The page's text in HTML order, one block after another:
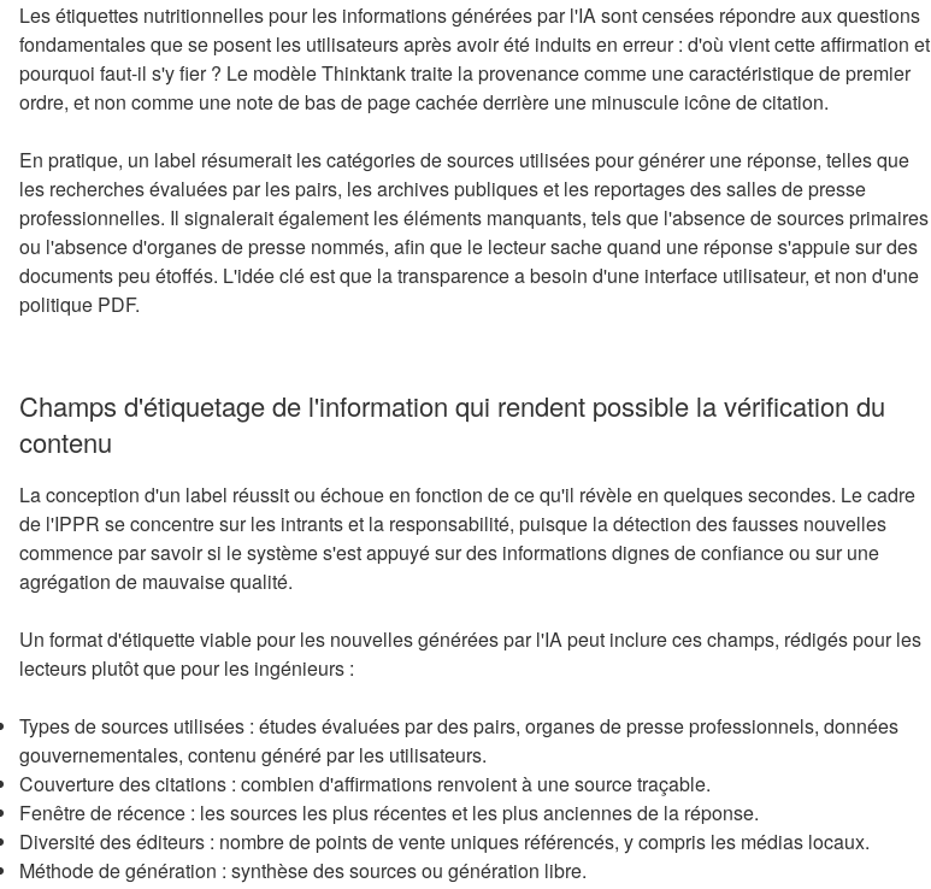
Les étiquettes nutritionnelles pour les informations générées par l'IA sont censées répondre aux questions
fondamentales que se posent les utilisateurs après avoir été induits en erreur : d'où vient cette affirmation et
pourquoi faut-il s'y fier ? Le modèle Thinktank traite la provenance comme une caractéristique de premier
ordre, et non comme une note de bas de page cachée derrière une minuscule icône de citation.
En pratique, un label résumerait les catégories de sources utilisées pour générer une réponse, telles que
les recherches évaluées par les pairs, les archives publiques et les reportages des salles de presse
professionnelles. Il signalerait également les éléments manquants, tels que l'absence de sources primaires
ou l'absence d'organes de presse nommés, afin que le lecteur sache quand une réponse s'appuie sur des
documents peu étoffés. L'idée clé est que la transparence a besoin d'une interface utilisateur, et non d'une
politique PDF.
Champs d'étiquetage de l'information qui rendent possible la vérification du
contenu
La conception d'un label réussit ou échoue en fonction de ce qu'il révèle en quelques secondes. Le cadre
de l'IPPR se concentre sur les intrants et la responsabilité, puisque la détection des fausses nouvelles
commence par savoir si le système s'est appuyé sur des informations dignes de confiance ou sur une
agrégation de mauvaise qualité.
Un format d'étiquette viable pour les nouvelles générées par l'IA peut inclure ces champs, rédigés pour les
lecteurs plutôt que pour les ingénieurs :
Types de sources utilisées : études évaluées par des pairs, organes de presse professionnels, données
gouvernementales, contenu généré par les utilisateurs.
Couverture des citations : combien d'affirmations renvoient à une source traçable.
Fenêtre de récence : les sources les plus récentes et les plus anciennes de la réponse.
Diversité des éditeurs : nombre de points de vente uniques référencés, y compris les médias locaux.
Méthode de génération : synthèse des sources ou génération libre.